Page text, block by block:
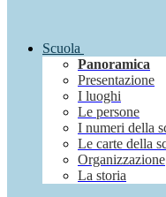
Scuola
Panoramica
Presentazione
I luoghi
Le persone
I numeri della
Le carte della
Organizzazione
La storia